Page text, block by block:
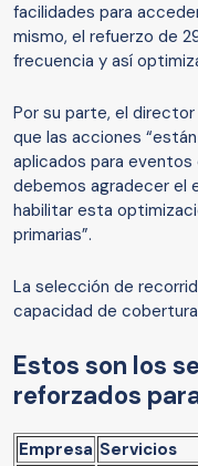
facilidades para
mismo, el refuerzo de
frecuencia y así
Por su parte, el director
que las acciones
aplicados para eventos
debemos agradecer el
habilitar esta
primarias”.
La selección de
capacidad de
Estos son los
reforzados
Empresa Servicios